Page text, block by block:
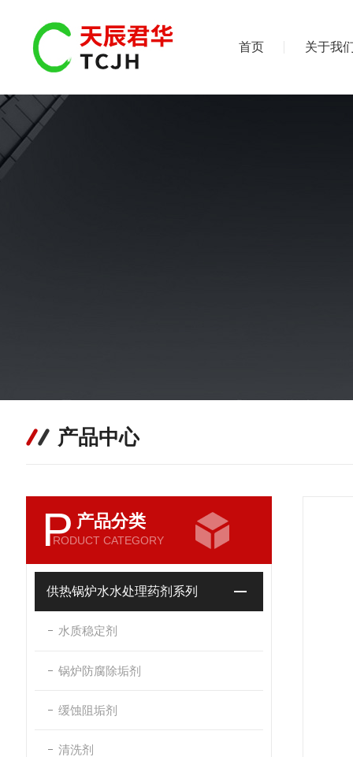
首页 关于我
产品中心
P 产品分类
RODUCT CATEGORY
供热锅炉水水处理药剂系列
水质稳定剂
锅炉防腐除垢剂
缓蚀阻垢剂
清洗剂